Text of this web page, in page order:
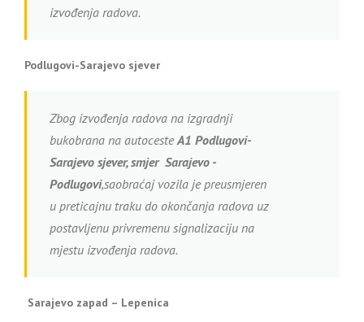
izvođenja radova.
Podlugovi-Sarajevo sjever
Zbog izvođenja radova na izgradnji
bukobrana na autocesteA1 Podlugovi-
Sarajevo sjever, smjer Sarajevo -
Podlugovi,saobraćaj vozila je preusmjeren
u preticajnu traku do okončanja radova uz
postavljenu privremenu signalizaciju na
mjestu izvođenja radova.
Sarajevo zapad – Lepenica